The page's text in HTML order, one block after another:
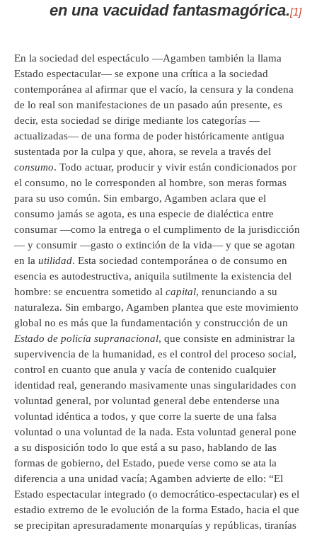
en una vacuidad fantasmagórica.[1]
En la sociedad del espectáculo —Agamben también la llama
Estado espectacular— se expone una crítica a la sociedad
contemporánea al afirmar que el vacío, la censura y la condena
de lo real son manifestaciones de un pasado aún presente, es
decir, esta sociedad se dirige mediante los categorías —
actualizadas— de una forma de poder históricamente antigua
sustentada por la culpa y que, ahora, se revela a través del
consumo. Todo actuar, producir y vivir están condicionados por
el consumo, no le corresponden al hombre, son meras formas
para su uso común. Sin embargo, Agamben aclara que el
consumo jamás se agota, es una especie de dialéctica entre
consumar —como la entrega o el cumplimento de la jurisdicción
— y consumir —gasto o extinción de la vida— y que se agotan
en la utilidad. Esta sociedad contemporánea o de consumo en
esencia es autodestructiva, aniquila sutilmente la existencia del
hombre: se encuentra sometido al capital, renunciando a su
naturaleza. Sin embargo, Agamben plantea que este movimiento
global no es más que la fundamentación y construcción de un
Estado de policía supranacional, que consiste en administrar la
supervivencia de la humanidad, es el control del proceso social,
control en cuanto que anula y vacía de contenido cualquier
identidad real, generando masivamente unas singularidades con
voluntad general, por voluntad general debe entenderse una
voluntad idéntica a todos, y que corre la suerte de una falsa
voluntad o una voluntad de la nada. Esta voluntad general pone
a su disposición todo lo que está a su paso, hablando de las
formas de gobierno, del Estado, puede verse como se ata la
diferencia a una unidad vacía; Agamben advierte de ello: “El
Estado espectacular integrado (o democrático-espectacular) es el
estadio extremo de le evolución de la forma Estado, hacia el que
se precipitan apresuradamente monarquías y repúblicas, tiranías